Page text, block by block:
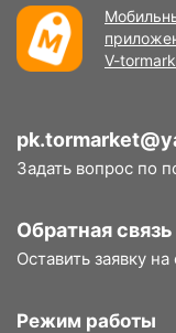
V-
Задать вопрос по
Обратная связь
Оставить заявку на
Режим работы